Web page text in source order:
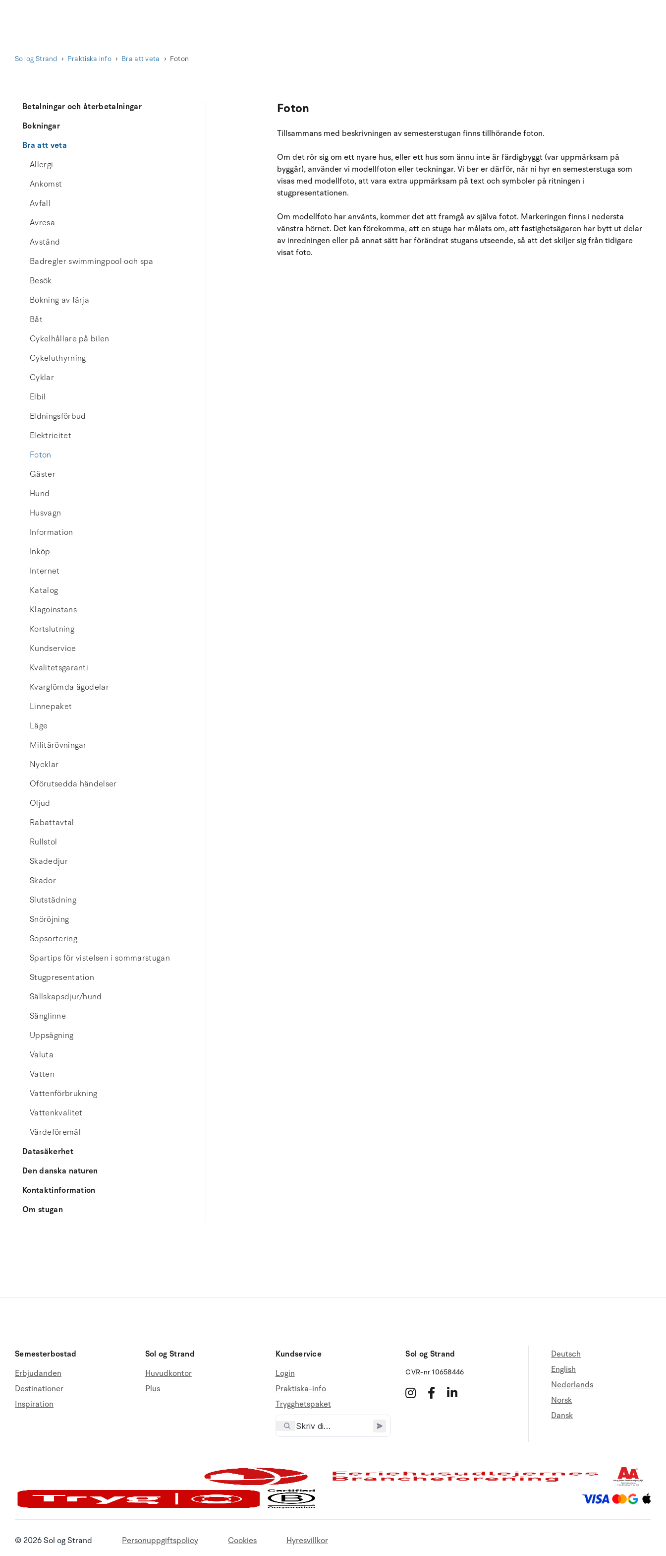
Sol og Strand Praktiska info Bra att veta Foton
Betalningar och återbetalningar
Bokningar
Bra att veta
Allergi
Ankomst
Avfall
Avresa
Avstånd
Badregler swimmingpool och spa
Besök
Bokning av färja
Båt
Cykelhållare på bilen
Cykeluthyrning
Cyklar
Elbil
Eldningsförbud
Elektricitet
Foton
Gäster
Hund
Husvagn
Information
Inköp
Internet
Katalog
Klagoinstans
Kortslutning
Kundservice
Kvalitetsgaranti
Kvarglömda ägodelar
Linnepaket
Läge
Militärövningar
Nycklar
Oförutsedda händelser
Oljud
Rabattavtal
Rullstol
Skadedjur
Skador
Slutstädning
Snöröjning
Sopsortering
Spartips för vistelsen i sommarstugan
Stugpresentation
Sällskapsdjur/hund
Sänglinne
Uppsägning
Valuta
Vatten
Vattenförbrukning
Vattenkvalitet
Värdeföremål
Datasäkerhet
Den danska naturen
Kontaktinformation
Om stugan
Foton
Tillsammans med beskrivningen av semesterstugan finns tillhörande foton.
Om det rör sig om ett nyare hus, eller ett hus som ännu inte är färdigbyggt (var uppmärksam på
byggår), använder vi modellfoton eller teckningar. Vi ber er därför, när ni hyr en semesterstuga som
visas med modellfoto, att vara extra uppmärksam på text och symboler på ritningen i
stugpresentationen.
Om modellfoto har använts, kommer det att framgå av själva fotot. Markeringen finns i nedersta
vänstra hörnet. Det kan förekomma, att en stuga har målats om, att fastighetsägaren har bytt ut delar
av inredningen eller på annat sätt har förändrat stugans utseende, så att det skiljer sig från tidigare
visat foto.
Semesterbostad
Erbjudanden
Destinationer
Inspiration
Sol og Strand
Huvudkontor
Plus
Kundservice
Login
Praktiska-info
Trygghetspaket
Sol og Strand
CVR-nr 10658446
Deutsch
English
Nederlands
Norsk
Dansk
© 2026 Sol og Strand Personuppgiftspolicy Cookies Hyresvillkor